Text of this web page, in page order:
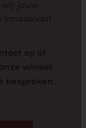
wij jouw
smaakvol!
op of
winkel
bespreken.